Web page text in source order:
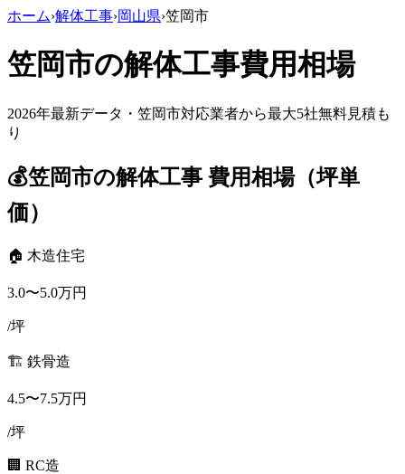
ホーム›解体工事›岡山県›笠岡市
笠岡市の解体工事費用相場
2026年最新データ・ 笠岡市対応業者から最大5社無料見積も
り
💰笠岡市の解体工事 費用相場（坪単
価）
🏠 木造住宅
3.0〜5.0万円
/坪
🏗️ 鉄骨造
4.5〜7.5万円
/坪
🏢 RC造